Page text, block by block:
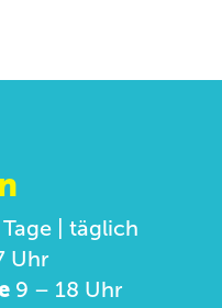
| täglich
Uhr
9 – 18 Uhr